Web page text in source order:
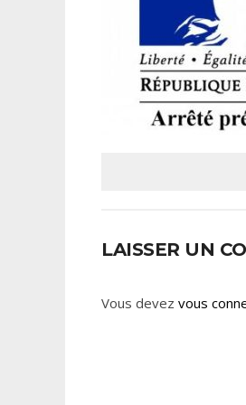
LAISSER UN
Vous devez vous